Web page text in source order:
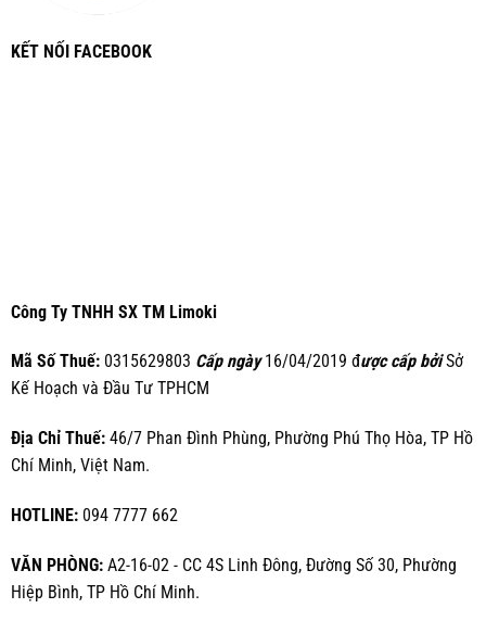
KẾT NỐI FACEBOOK
Công Ty TNHH SX TM Limoki
Mã Số Thuế:0315629803 Cấp ngày16/04/2019 được cấp bởiSở
Kế Hoạch và Đầu Tư TPHCM
Địa Chỉ Thuế:46/7 Phan Đình Phùng, Phường Phú Thọ Hòa, TP Hồ
Chí Minh, Việt Nam.
HOTLINE:094 7777 662
VĂN PHÒNG:A2-16-02 - CC 4S Linh Đông, Đường Số 30, Phường
Hiệp Bình, TP Hồ Chí Minh.